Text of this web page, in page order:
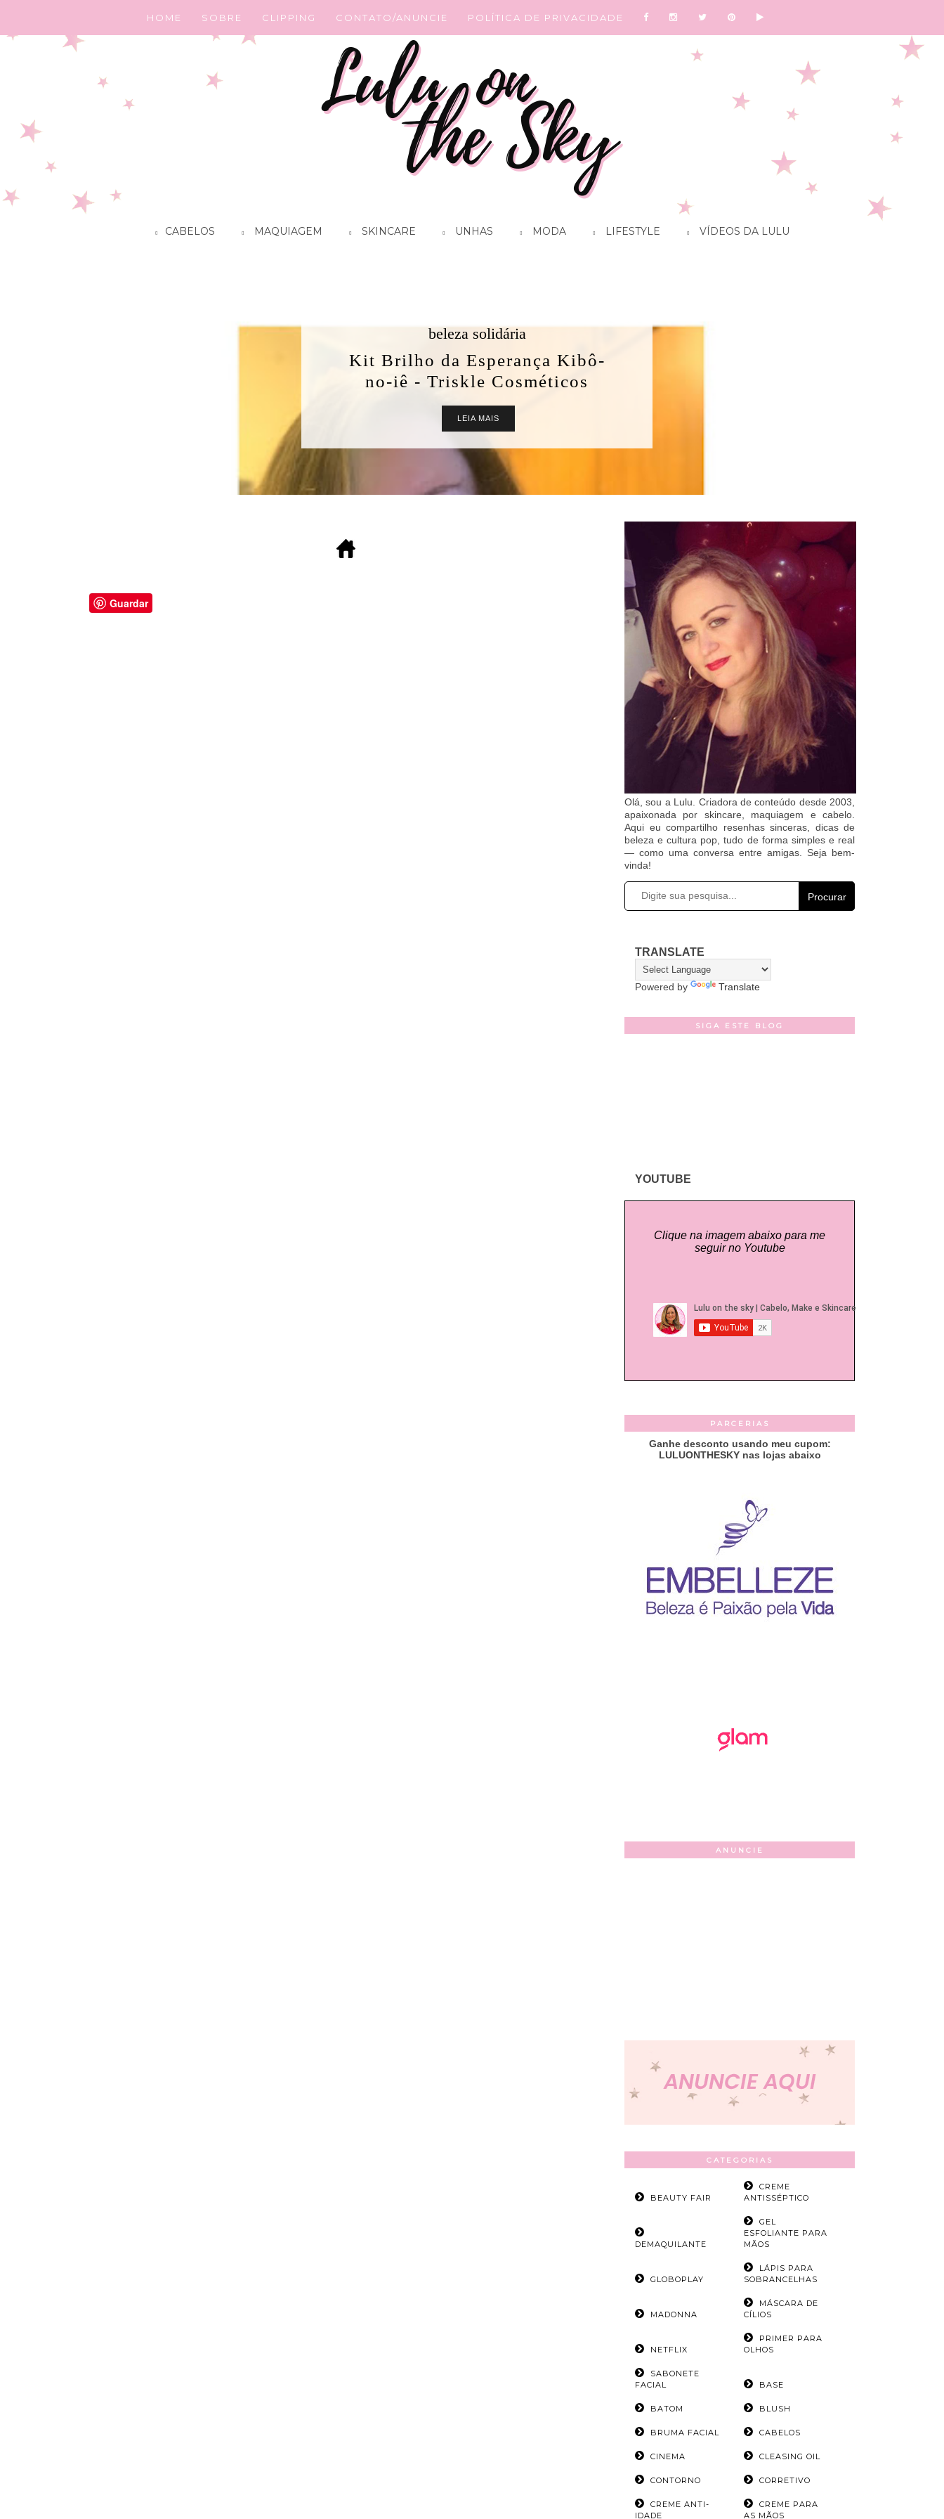
HOME SOBRE CLIPPING CONTATO/ANUNCIE POLÍTICA DE PRIVACIDADE
CABELOS MAQUIAGEM SKINCARE UNHAS MODA LIFESTYLE VÍDEOS DA LULU
beleza solidária
Kit Brilho da Esperança Kibô-
no-iê - Triskle Cosméticos
LEIA MAIS
Guardar
Olá, sou a Lulu. Criadora de conteúdo desde 2003,
apaixonada por skincare, maquiagem e cabelo.
Aqui eu compartilho resenhas sinceras, dicas de
beleza e cultura pop, tudo de forma simples e real
— como uma conversa entre amigas. Seja bem-
vinda!
Procurar
TRANSLATE
Powered by Translate
SIGA ESTE BLOG
YOUTUBE
Clique na imagem abaixo para me
seguir no Youtube
PARCERIAS
Ganhe desconto usando meu cupom:
LULUONTHESKY nas lojas abaixo
ANUNCIE
CATEGORIAS
BEAUTY FAIR
CREME
ANTISSÉPTICO
DEMAQUILANTE
GEL
ESFOLIANTE PARA
MÃOS
GLOBOPLAY
LÁPIS PARA
SOBRANCELHAS
MADONNA
MÁSCARA DE
CÍLIOS
NETFLIX
PRIMER PARA
OLHOS
SABONETE
FACIAL
BASE
BATOM BLUSH
BRUMA FACIAL CABELOS
CINEMA CLEASING OIL
CONTORNO CORRETIVO
CREME ANTI-
IDADE
CREME PARA
AS MÃOS